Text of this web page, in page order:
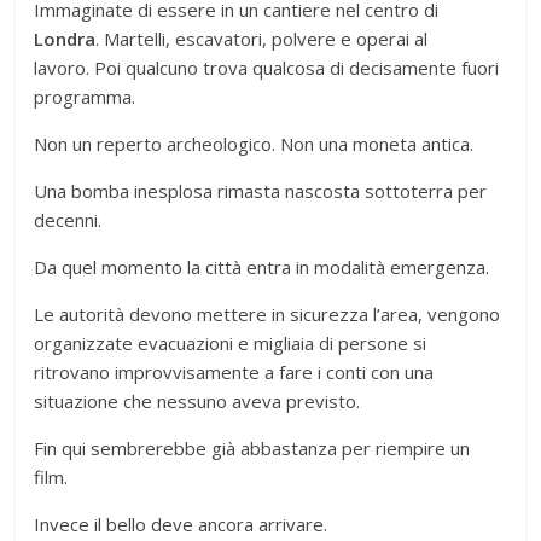
Immaginate di essere in un cantiere nel centro di
Londra. Martelli, escavatori, polvere e operai al
lavoro. Poi qualcuno trova qualcosa di decisamente fuori
programma.
Non un reperto archeologico. Non una moneta antica.
Una bomba inesplosa rimasta nascosta sottoterra per
decenni.
Da quel momento la città entra in modalità emergenza.
Le autorità devono mettere in sicurezza l’area, vengono
organizzate evacuazioni e migliaia di persone si
ritrovano improvvisamente a fare i conti con una
situazione che nessuno aveva previsto.
Fin qui sembrerebbe già abbastanza per riempire un
film.
Invece il bello deve ancora arrivare.